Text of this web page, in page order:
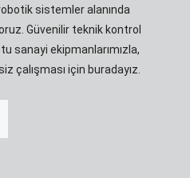
sistemler alanında
Güvenilir teknik kontrol
sanayi ekipmanlarımızla,
çalışması için buradayız.